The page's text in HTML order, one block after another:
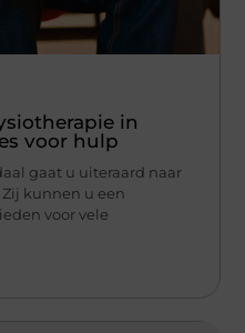
in
voor hulp
gaat u uiteraard naar
kunnen u een
voor vele